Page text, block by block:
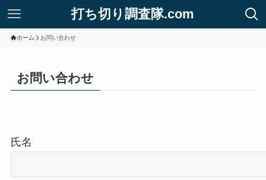
打ち切り調査隊.com
ホーム お問い合わせ
お問い合わせ
氏名